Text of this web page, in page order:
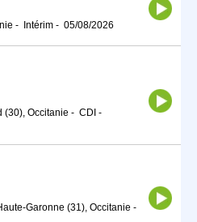
- Intérim - 05/08/2026
(30), Occitanie - CDI -
Garonne (31), Occitanie -